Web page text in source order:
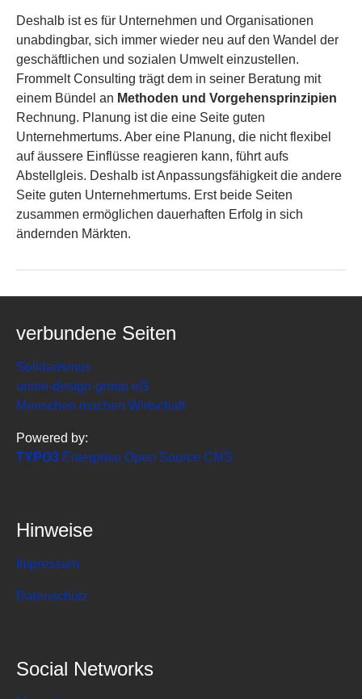
Deshalb ist es für Unternehmen und Organisationen
unabdingbar, sich immer wieder neu auf den Wandel der
geschäftlichen und sozialen Umwelt einzustellen.
Frommelt Consulting trägt dem in seiner Beratung mit
einem Bündel an Methoden und Vorgehensprinzipien
Rechnung. Planung ist die eine Seite guten
Unternehmertums. Aber eine Planung, die nicht flexibel
auf äussere Einflüsse reagieren kann, führt aufs
Abstellgleis. Deshalb ist Anpassungsfähigkeit die andere
Seite guten Unternehmertums. Erst beide Seiten
zusammen ermöglichen dauerhaften Erfolg in sich
ändernden Märkten.
verbundene Seiten
Solidarismus
union-design-group eG
Menschen machen Wirtschaft
Powered by:
TYPO3 Enterprise Open Source CMS
Hinweise
Impressum
Datenschutz
Social Networks